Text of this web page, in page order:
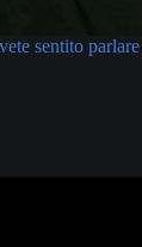
sentito